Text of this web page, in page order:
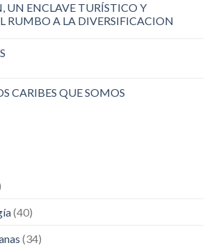
UN ENCLAVE TURÍSTICO Y
RUMBO A LA DIVERSIFICACION
CARIBES QUE SOMOS
(40)
(34)